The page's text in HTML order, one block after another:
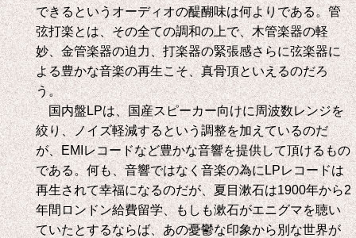
できるというオーディオの醍醐味は何よりである。管
弦打楽とは、その全ての調和の上で、木管楽器の軽
妙、金管楽器の迫力、打楽器の緊張感さらに弦楽器に
よる豊かな音楽の再生こそ、真骨頂といえるのだろ
う。
国内盤LPは、国産スピーカー向けに周波数レンジを
絞り、ノイズ軽減するという調整を加えているのだ
が、EMIレコードなど豊かな音響を提供して頂けるもの
である。何も、音響ではなく音楽の為にLPレコードは
再生されて幸福になるのだが、夏目漱石は1900年から2
年間ロンドン給費留学、もしも漱石がエニグマを聴い
ていたとするならば、あの憂鬱な印象から別な世界が